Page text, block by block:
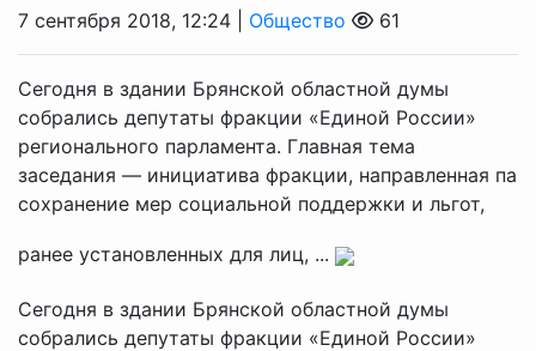
7 сентября 2018, 12:24 | Общество 61
Сегодня в здании Брянской областной думы
собрались депутаты фракции «Единой России»
регионального парламента. Главная тема
заседания — инициатива фракции, направленная па
сохранение мер социальной поддержки и льгот,
ранее установленных для лиц, ...
Сегодня в здании Брянской областной думы
собрались депутаты фракции «Единой России»